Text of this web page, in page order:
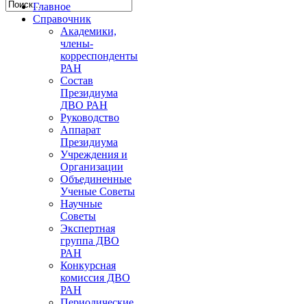
Главное
Справочник
Академики,
члены-
корреспонденты
РАН
Состав
Президиума
ДВО РАН
Руководство
Аппарат
Президиума
Учреждения и
Организации
Объединенные
Ученые Советы
Научные
Советы
Экспертная
группа ДВО
РАН
Конкурсная
комиссия ДВО
РАН